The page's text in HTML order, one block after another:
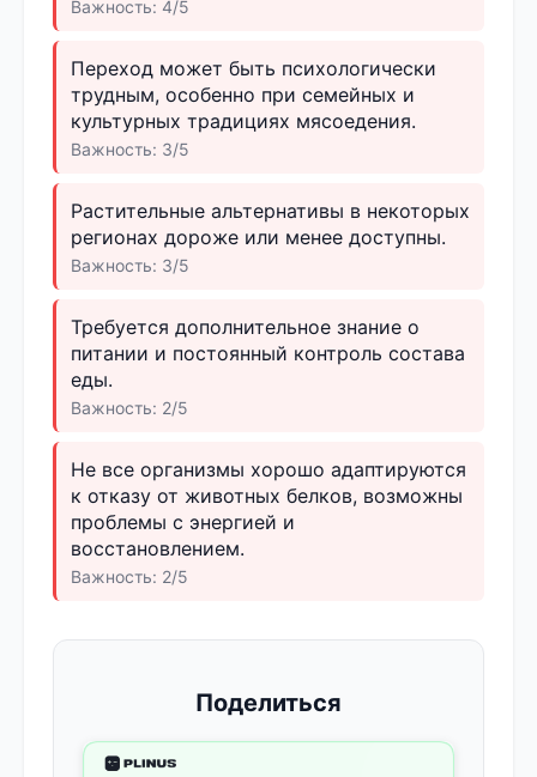
Важность: 4/5
Переход может быть психологически
трудным, особенно при семейных и
культурных традициях мясоедения.
Важность: 3/5
Растительные альтернативы в некоторых
регионах дороже или менее доступны.
Важность: 3/5
Требуется дополнительное знание о
питании и постоянный контроль состава
еды.
Важность: 2/5
Не все организмы хорошо адаптируются
к отказу от животных белков, возможны
проблемы с энергией и
восстановлением.
Важность: 2/5
Поделиться